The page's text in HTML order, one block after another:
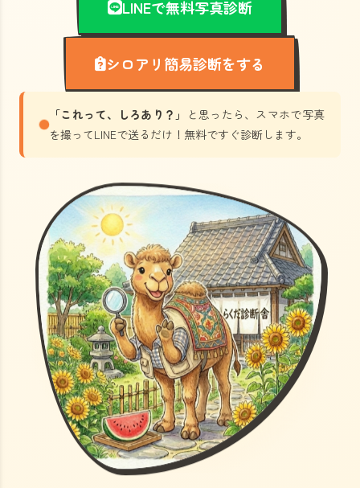
LINEで無料写真診断
シロアリ簡易診断をする
「これって、しろあり？」
と思ったら、スマホで写真
を撮ってLINEで送るだけ！無料ですぐ診断します。